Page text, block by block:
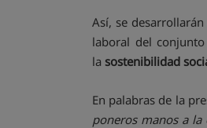
Así, se
laboral del
la sostenibilidad
En palabras de la
poneros manos a